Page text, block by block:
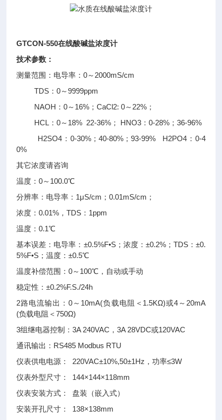
GTCON-550在线酸碱盐浓度计
技术参数：
测量范围：电导率：0～2000mS/cm
TDS：0～9999ppm
NAOH：0～16%；CaCl2: 0～22%；
HCL：0～18% 22-36%； HNO3：0-28%；36-96%
H2SO4：0-30%；40-80%；93-99% H2PO4：0-4
0%
其它浓度请咨询
温度：0～100.0℃
分辨率：电导率：1μS/cm；0.01mS/cm；
浓度：0.01%，TDS：1ppm
温度：0.1℃
基本误差：电导率：±0.5%F•S；浓度：±0.2%；TDS：±0.
5%F•S；温度：±0.5℃
温度补偿范围：0～100℃，自动或手动
稳定性：±0.2%F.S./24h
2路电流输出：0～10mA(负载电阻＜1.5KΩ)或4～20mA
(负载电阻＜750Ω)
3组继电器控制：3A 240VAC，3A 28VDC或120VAC
通讯输出：RS485 Modbus RTU
仪表供电电源： 220VAC±10%,50±1Hz，功率≤3W
仪表外型尺寸： 144×144×118mm
仪表安装方式： 盘装（嵌入式）
安装开孔尺寸： 138×138mm